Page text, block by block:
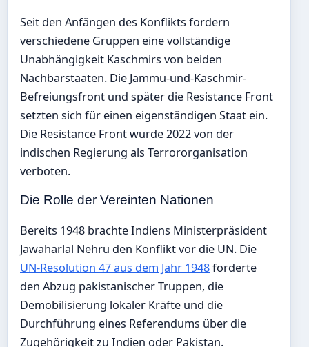
Seit den Anfängen des Konflikts fordern
verschiedene Gruppen eine vollständige
Unabhängigkeit Kaschmirs von beiden
Nachbarstaaten. Die Jammu-und-Kaschmir-
Befreiungsfront und später die Resistance Front
setzten sich für einen eigenständigen Staat ein.
Die Resistance Front wurde 2022 von der
indischen Regierung als Terrororganisation
verboten.
Die Rolle der Vereinten Nationen
Bereits 1948 brachte Indiens Ministerpräsident
Jawaharlal Nehru den Konflikt vor die UN. Die
UN-Resolution 47 aus dem Jahr 1948forderte
den Abzug pakistanischer Truppen, die
Demobilisierung lokaler Kräfte und die
Durchführung eines Referendums über die
Zugehörigkeit zu Indien oder Pakistan.